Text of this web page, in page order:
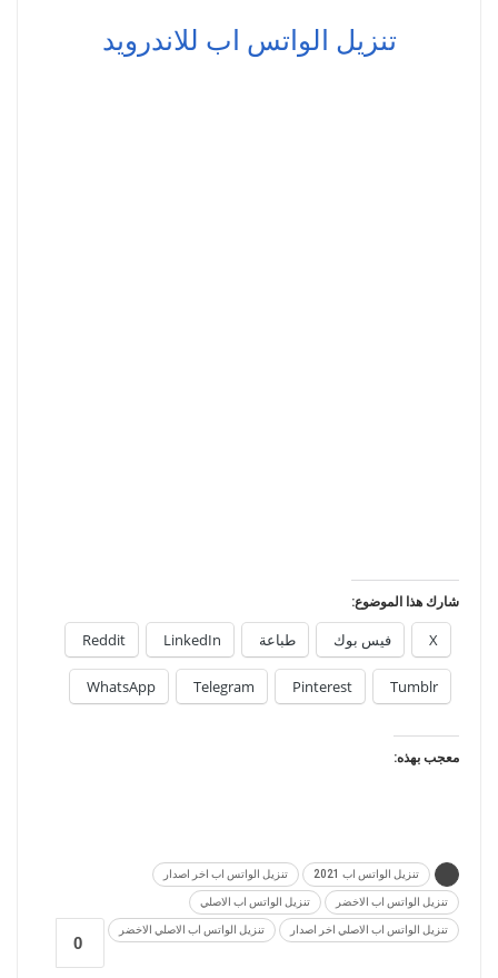
تنزيل الواتس اب للاندرويد
شارك هذا الموضوع:
X فيس بوك طباعة LinkedIn
Reddit
Tumblr
Pinterest
Telegram
WhatsApp
معجب بهذه:
تنزيل الواتس اب 2021 تنزيل الواتس اب اخر اصدار
تنزيل الواتس اب الاخضر تنزيل الواتس اب الاصلي
تنزيل الواتس اب الاصلي اخر اصدار تنزيل الواتس اب الاصلي الاخضر
0